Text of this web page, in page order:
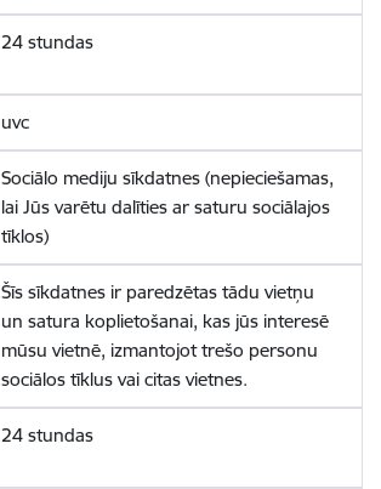
24 stundas
uvc
Sociālo mediju sīkdatnes (nepieciešamas,
lai Jūs varētu dalīties ar saturu sociālajos
tīklos)
Šīs sīkdatnes ir paredzētas tādu vietņu
un satura koplietošanai, kas jūs interesē
mūsu vietnē, izmantojot trešo personu
sociālos tīklus vai citas vietnes.
24 stundas